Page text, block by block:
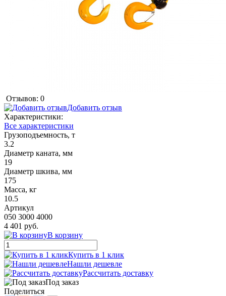
Отзывов: 0
Добавить отзыв
Характеристики:
Все характеристики
Грузоподъемность, т
3.2
Диаметр каната, мм
19
Диаметр шкива, мм
175
Масса, кг
10.5
Артикул
050 3000 4000
4 401 руб.
В корзину
Купить в 1 клик
Нашли дешевле
Рассчитать доставку
Под заказ
Поделиться